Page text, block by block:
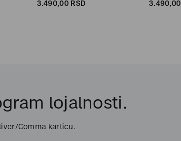
3.490,00 RSD 3.490,00
lojalnosti.
Comma karticu.